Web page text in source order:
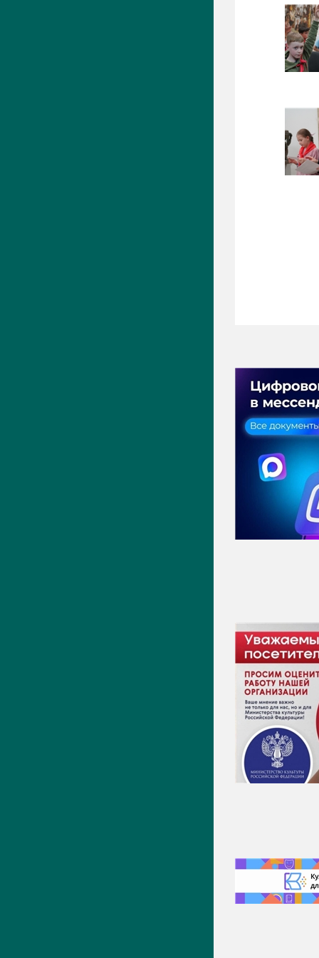
ПРЕСС-ЦЕНТР
Актуально
Новости
Фото